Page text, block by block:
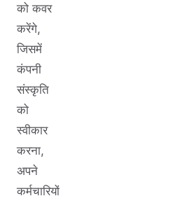
को कवर
करेंगे,
जिसमें
कंपनी
संस्कृति
को
स्वीकार
करना,
अपने
कर्मचारियों